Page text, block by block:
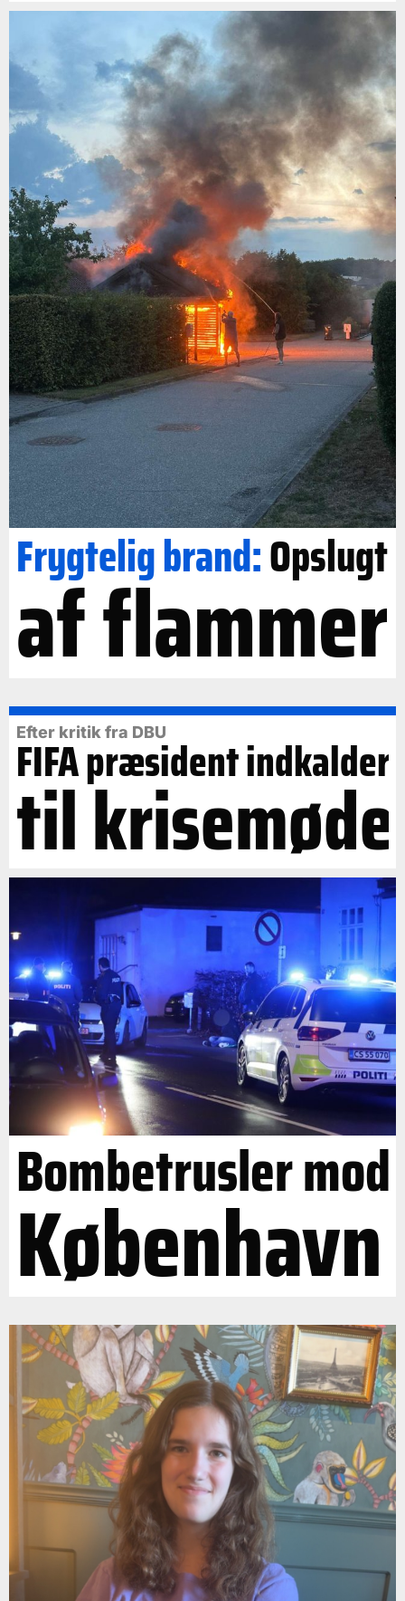
Frygtelig brand:Opslugt
af flammer
Efter kritik fra DBU
FIFA præsident indkalder
til krisemøde
Bombetrusler mod
København